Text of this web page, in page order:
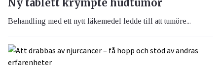
Ny tablett krympte hudtumör
Behandling med ett nytt läkemedel ledde till att tumöre...